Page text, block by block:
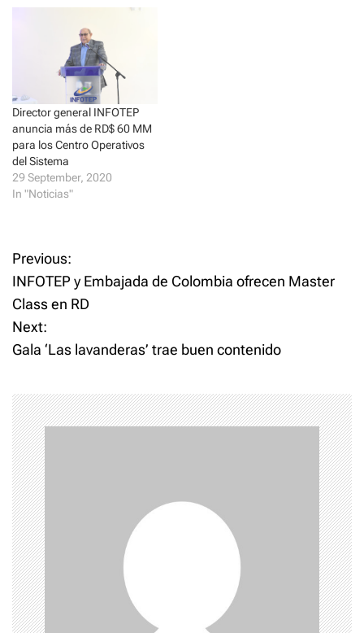
w
)
i
n
e
w
w
i
n
d
o
w
)
Director general INFOTEP
anuncia más de RD$ 60 MM
para los Centro Operativos
del Sistema
29 September, 2020
In "Noticias"
P
o
s
n
a
v
i
g
a
t
Previous:
INFOTEP y Embajada de Colombia ofrecen Master
Class en RD
Next:
Gala ‘Las lavanderas’ trae buen contenido